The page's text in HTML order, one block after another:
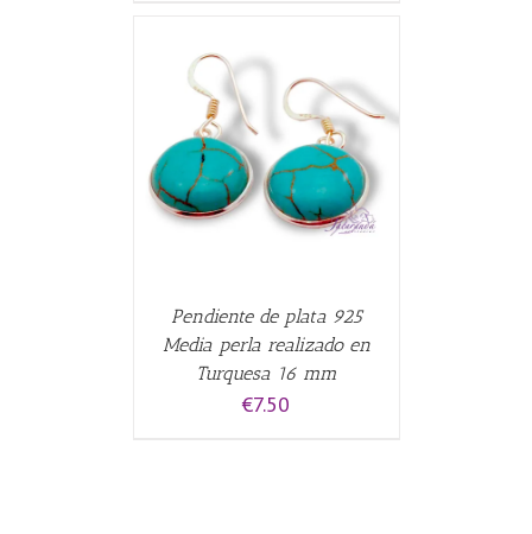
Pendiente de plata 925
Media perla realizado en
Turquesa 16 mm
€7.50